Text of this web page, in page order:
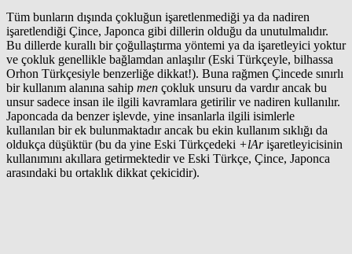
Tüm bunların dışında çokluğun işaretlenmediği ya da nadiren
işaretlendiği Çince, Japonca gibi dillerin olduğu da unutulmalıdır.
Bu dillerde kurallı bir çoğullaştırma yöntemi ya da işaretleyici yoktur
ve çokluk genellikle bağlamdan anlaşılır (Eski Türkçeyle, bilhassa
Orhon Türkçesiyle benzerliğe dikkat!). Buna rağmen Çincede sınırlı
bir kullanım alanına sahip men çokluk unsuru da vardır ancak bu
unsur sadece insan ile ilgili kavramlara getirilir ve nadiren kullanılır.
Japoncada da benzer işlevde, yine insanlarla ilgili isimlerle
kullanılan bir ek bulunmaktadır ancak bu ekin kullanım sıklığı da
oldukça düşüktür (bu da yine Eski Türkçedeki +lArişaretleyicisinin
kullanımını akıllara getirmektedir ve Eski Türkçe, Çince, Japonca
arasındaki bu ortaklık dikkat çekicidir).